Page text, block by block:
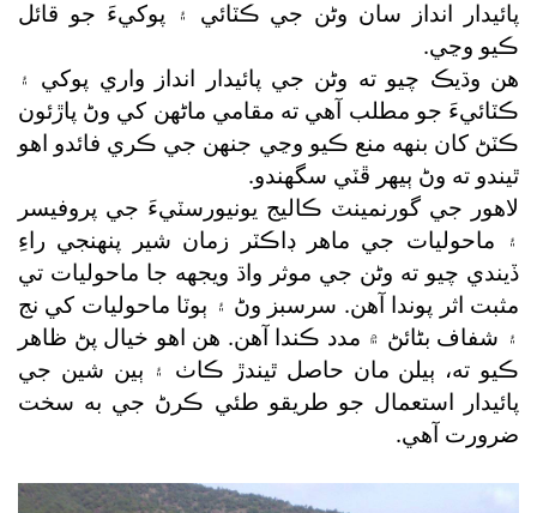
پائيدار انداز سان وڻن جي ڪٽائي ۽ پوکيءَ جو قائل
ڪيو وڃي.
هن وڌيڪ چيو ته وڻن جي پائيدار انداز واري پوکي ۽
ڪٽائيءَ جو مطلب آهي ته مقامي ماڻهن کي وڻ پاڙئون
ڪٽڻ کان بنهه منع ڪيو وڃي جنهن جي ڪري فائدو اهو
ٿيندو ته وڻ ٻيهر ڦٽي سگھندو.
لاهور جي گورنمينٽ ڪاليج يونيورسٽيءَ جي پروفيسر
۽ ماحوليات جي ماهر ڊاڪٽر زمان شير پنهنجي راءِ
ڏيندي چيو ته وڻن جي موثر واڌ ويجهه جا ماحوليات تي
مثبت اثر پوندا آهن. سرسبز وڻ ۽ ٻوٽا ماحوليات کي نج
۽ شفاف بڻائڻ ۾ مدد ڪندا آهن. هن اهو خيال پڻ ظاهر
ڪيو ته، ٻيلن مان حاصل ٿيندڙ ڪاٺ ۽ ٻين شين جي
پائيدار استعمال جو طريقو طئي ڪرڻ جي به سخت
ضرورت آهي.